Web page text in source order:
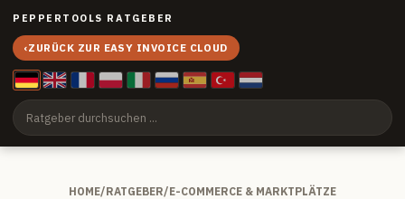
PEPPERTOOLS RATGEBER
‹ZURÜCK ZUR EASY INVOICE CLOUD
HOME/RATGEBER/E-COMMERCE & MARKTPLÄTZE